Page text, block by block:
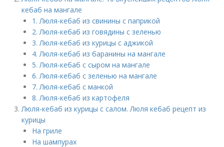
кебаб на мангале
1. Люля-кебаб из свинины с паприкой
2. Люля-кебаб из говядины с зеленью
3. Люля-кебаб из курицы с аджикой
4. Люля-кебаб из баранины на мангале
5. Люля-кебаб с сыром на мангале
6. Люля-кебаб с зеленью на мангале
7. Люля-кебаб с манкой
8. Люля-кебаб из картофеля
Люля-кебаб из курицы с салом. Люля кебаб рецепт из
курицы
На гриле
На шампурах